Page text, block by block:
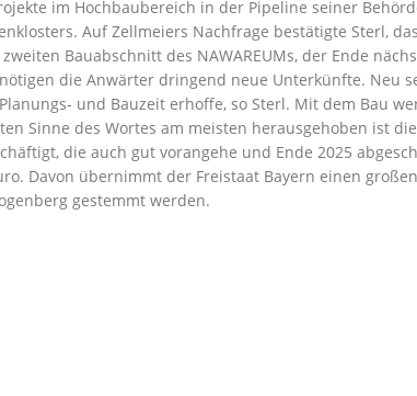
im Hochbaubereich in der Pipeline seiner
Auf Zellmeiers Nachfrage bestätigte Sterl,
Bauabschnitt des NAWAREUMs, der Ende
die Anwärter dringend neue Unterkünfte. Neu
und Bauzeit erhoffe, so Sterl. Mit dem Bau
Sinne des Wortes am meisten herausgehoben ist
die auch gut vorangehe und Ende 2025
Davon übernimmt der Freistaat Bayern einen
gestemmt werden.